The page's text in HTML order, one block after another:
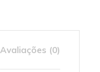
Avaliações (0)